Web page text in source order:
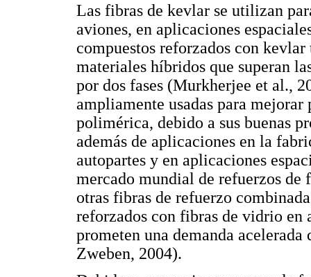
Las fibras de kevlar se utilizan
aviones, en aplicaciones
compuestos reforzados con
materiales híbridos que superan
por dos fases (Murkherjee et al.,
ampliamente usadas para
polimérica, debido a sus buenas
además de aplicaciones en la
autopartes y en aplicaciones
mercado mundial de refuerzos de
otras fibras de refuerzo
reforzados con fibras de vidrio en
prometen una demanda
Zweben, 2004).